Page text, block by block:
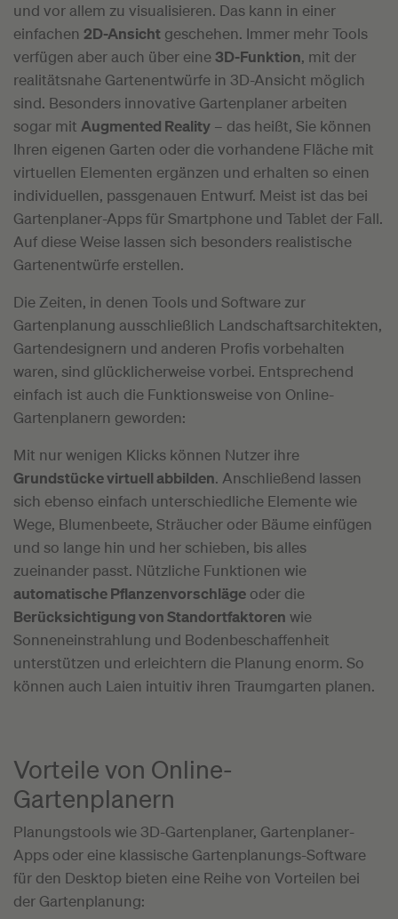
und vor allem zu visualisieren. Das kann in einer
einfachen 2D-Ansicht geschehen. Immer mehr Tools
verfügen aber auch über eine3D-Funktion, mit der
realitätsnahe Gartenentwürfe in 3D-Ansicht möglich
sind. Besonders innovative Gartenplaner arbeiten
sogar mit Augmented Reality – das heißt, Sie können
Ihren eigenen Garten oder die vorhandene Fläche mit
virtuellen Elementen ergänzen und erhalten so einen
individuellen, passgenauen Entwurf. Meist ist das bei
Gartenplaner-Apps für Smartphone und Tablet der Fall.
Auf diese Weise lassen sich besonders realistische
Gartenentwürfe erstellen.
Die Zeiten, in denen Tools und Software zur
Gartenplanung ausschließlich Landschaftsarchitekten,
Gartendesignern und anderen Profis vorbehalten
waren, sind glücklicherweise vorbei. Entsprechend
einfach ist auch die Funktionsweise von Online-
Gartenplanern geworden:
Mit nur wenigen Klicks können Nutzer ihre
Grundstücke virtuell abbilden. Anschließend lassen
sich ebenso einfach unterschiedliche Elemente wie
Wege, Blumenbeete, Sträucher oder Bäume einfügen
und so lange hin und her schieben, bis alles
zueinander passt. Nützliche Funktionen wie
automatische Pflanzenvorschläge oder die
Berücksichtigung von Standortfaktoren wie
Sonneneinstrahlung und Bodenbeschaffenheit
unterstützen und erleichtern die Planung enorm. So
können auch Laien intuitiv ihren Traumgarten planen.
Vorteile von Online-
Gartenplanern
Planungstools wie 3D-Gartenplaner, Gartenplaner-
Apps oder eine klassische Gartenplanungs-Software
für den Desktop bieten eine Reihe von Vorteilen bei
der Gartenplanung: